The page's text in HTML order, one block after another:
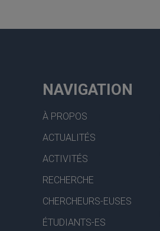
NAVIGATION
À PROPOS
ACTUALITÉS
ACTIVITÉS
RECHERCHE
CHERCHEURS-EUSES
ÉTUDIANTS-ES